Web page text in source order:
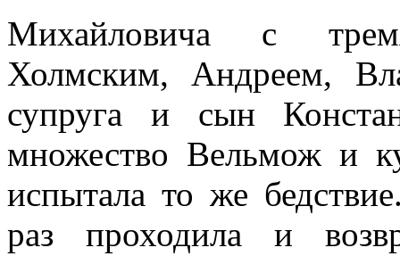
Михайловича с
Холмским, Андреем,
супруга и сын
множество Вельмож и
испытала то же
раз проходила и